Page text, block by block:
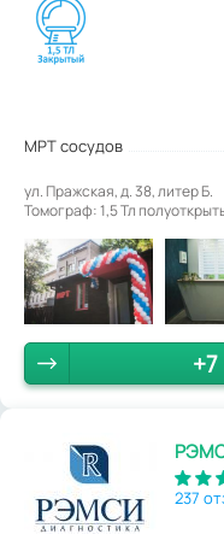
МРТ сосудов
ул. Пражская, д. 38, литер Б.
Томограф: 1,5 Тл
237